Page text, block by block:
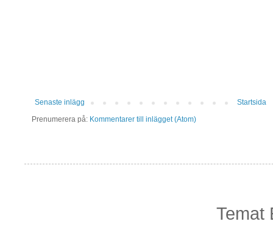
Senaste inlägg
Startsida
Prenumerera på: Kommentarer till inlägget (Atom)
Temat